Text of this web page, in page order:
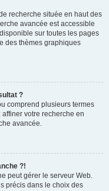
recherche située en haut des
avancée est accessible
sur toutes les pages
des thèmes graphiques
?
comprend plusieurs termes
votre recherche en
avancée.
?!
peut gérer le serveur Web.
précis dans le choix des